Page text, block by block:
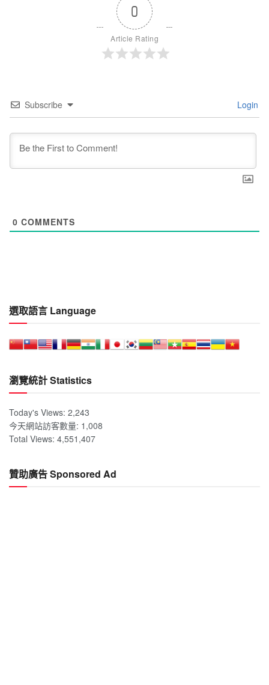
0
Article Rating
Subscribe Login
0 COMMENTS
選取語言 Language
瀏覽統計 Statistics
Today's Views: 2,243
今天網站訪客數量: 1,008
Total Views: 4,551,407
贊助廣告 Sponsored Ad